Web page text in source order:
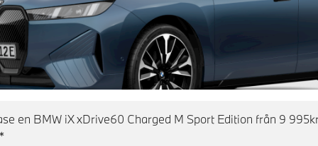
en BMW iX xDrive60 Charged M Sport Edition från 9